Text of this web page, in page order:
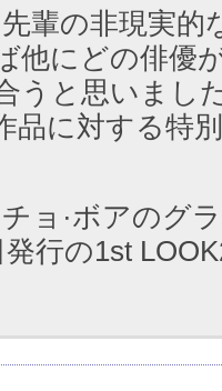
先輩の非現実
他にどの俳優
うと思いまし
品に対する特
ョ·ボアのグ
行の1st